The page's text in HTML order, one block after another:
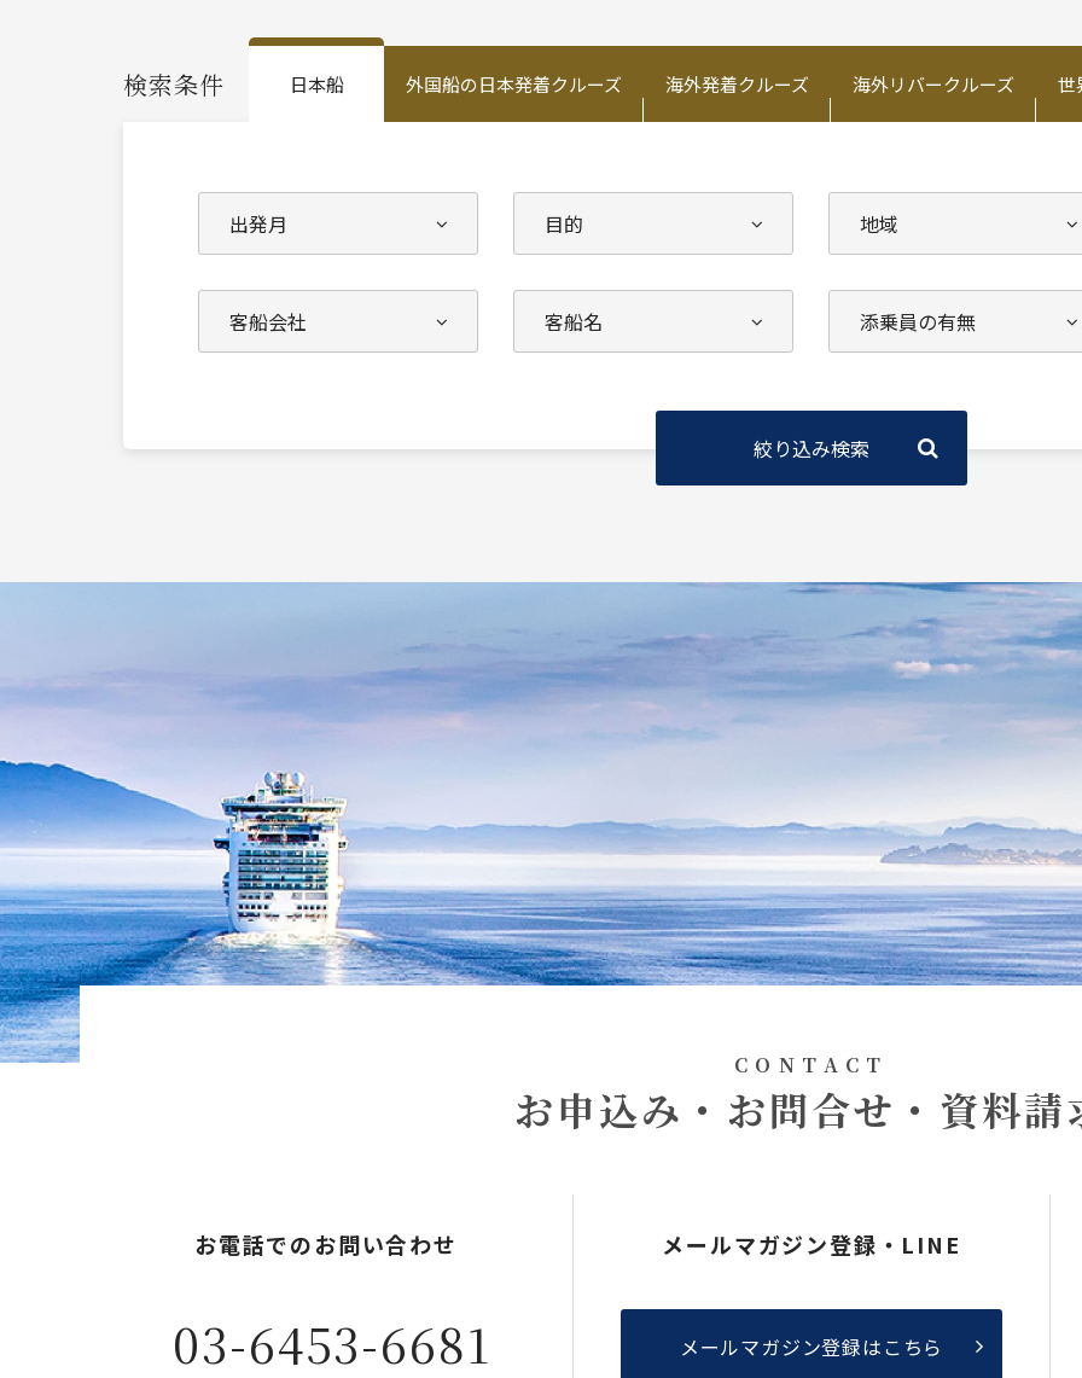
検索条件 日本船 外国船の日本発着クルーズ 海外発着クルーズ 海外リバークルーズ 世
絞り込み検索
CONTACT
お申込み・お問合せ・資料請
お電話でのお問い合わせ
03-6453-6681
メールマガジン登録・LINE
メールマガジン登録はこちら